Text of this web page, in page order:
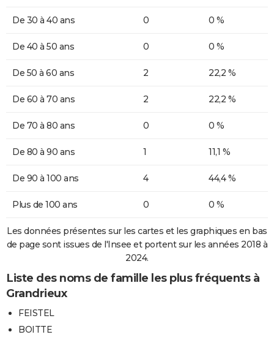
De 30 à 40 ans 0 0 %
De 40 à 50 ans 0 0 %
De 50 à 60 ans 2 22,2 %
De 60 à 70 ans 2 22,2 %
De 70 à 80 ans 0 0 %
De 80 à 90 ans 1 11,1 %
De 90 à 100 ans 4 44,4 %
Plus de 100 ans 0 0 %
Les données présentes sur les cartes et les graphiques en bas
de page sont issues de l'Insee et portent sur les années 2018 à
2024.
Liste des noms de famille les plus fréquents à
Grandrieux
FEISTEL
BOITTE